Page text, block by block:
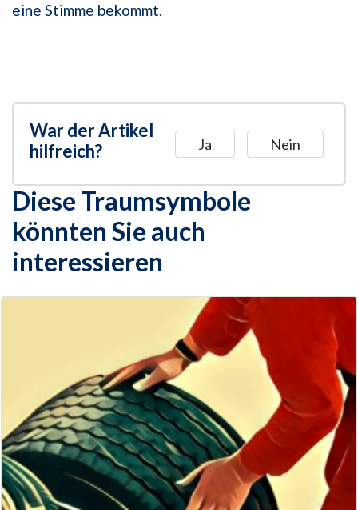
eine Stimme bekommt.
War der Artikel
hilfreich?
Ja Nein
Diese Traumsymbole
könnten Sie auch
interessieren